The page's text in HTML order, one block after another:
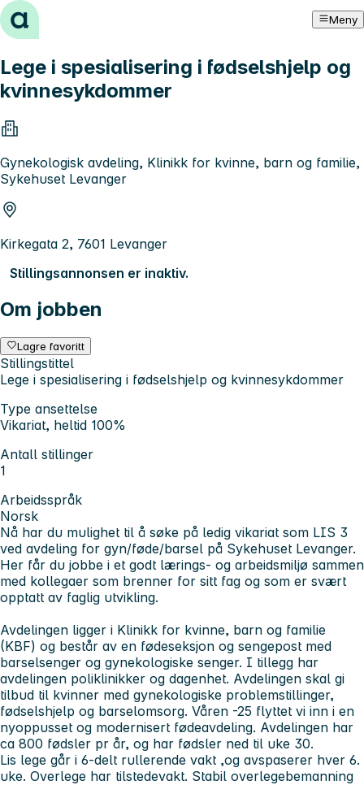
Hopp til innhold Meny
Lege i spesialisering i fødselshjelp og
kvinnesykdommer
Gynekologisk avdeling, Klinikk for kvinne, barn og familie,
Sykehuset Levanger
Kirkegata 2, 7601 Levanger
Stillingsannonsen er inaktiv.
Om jobben
Lagre favoritt
Stillingstittel
Lege i spesialisering i fødselshjelp og kvinnesykdommer
Type ansettelse
Vikariat, heltid 100%
Antall stillinger
1
Arbeidsspråk
Norsk
Nå har du mulighet til å søke på ledig vikariat som LIS 3
ved avdeling for gyn/føde/barsel på Sykehuset Levanger.
Her får du jobbe i et godt lærings- og arbeidsmiljø sammen
med kollegaer som brenner for sitt fag og som er svært
opptatt av faglig utvikling.
Avdelingen ligger i Klinikk for kvinne, barn og familie
(KBF) og består av en fødeseksjon og sengepost med
barselsenger og gynekologiske senger. I tillegg har
avdelingen poliklinikker og dagenhet. Avdelingen skal gi
tilbud til kvinner med gynekologiske problemstillinger,
fødselshjelp og barselomsorg. Våren -25 flyttet vi inn i en
nyoppusset og modernisert fødeavdeling. Avdelingen har
ca 800 fødsler pr år, og har fødsler ned til uke 30.
Lis lege går i 6-delt rullerende vakt ,og avspaserer hver 6.
uke. Overlege har tilstedevakt. Stabil overlegebemanning